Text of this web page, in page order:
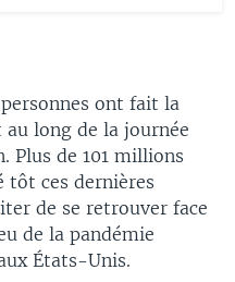
ont fait la
long de la journée
Plus de 101 millions
tôt ces dernières
de se retrouver face
de la pandémie
États-Unis.